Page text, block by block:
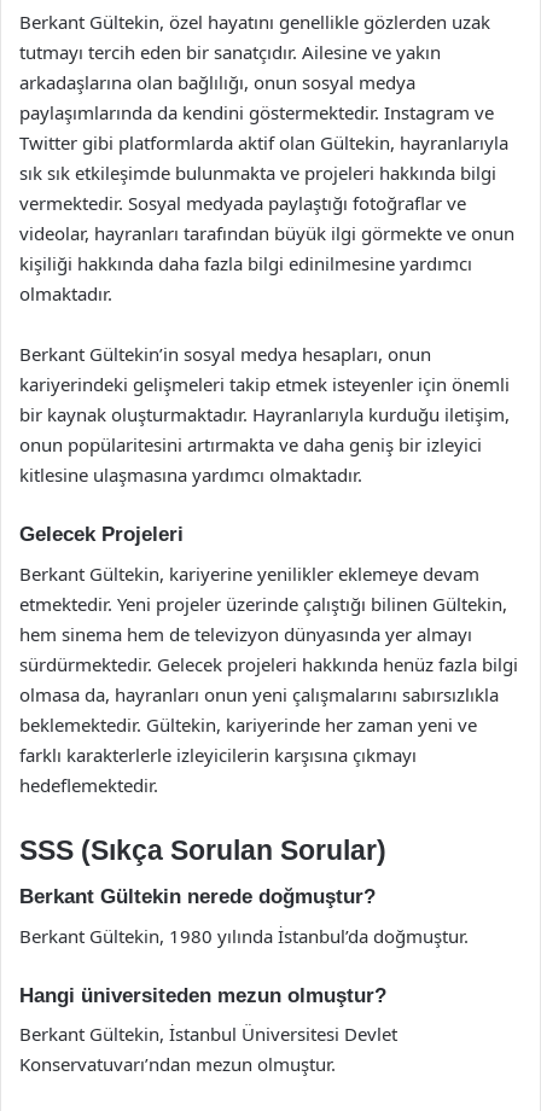
Berkant Gültekin, özel hayatını genellikle gözlerden uzak
tutmayı tercih eden bir sanatçıdır. Ailesine ve yakın
arkadaşlarına olan bağlılığı, onun sosyal medya
paylaşımlarında da kendini göstermektedir. Instagram ve
Twitter gibi platformlarda aktif olan Gültekin, hayranlarıyla
sık sık etkileşimde bulunmakta ve projeleri hakkında bilgi
vermektedir. Sosyal medyada paylaştığı fotoğraflar ve
videolar, hayranları tarafından büyük ilgi görmekte ve onun
kişiliği hakkında daha fazla bilgi edinilmesine yardımcı
olmaktadır.
Berkant Gültekin’in sosyal medya hesapları, onun
kariyerindeki gelişmeleri takip etmek isteyenler için önemli
bir kaynak oluşturmaktadır. Hayranlarıyla kurduğu iletişim,
onun popülaritesini artırmakta ve daha geniş bir izleyici
kitlesine ulaşmasına yardımcı olmaktadır.
Gelecek Projeleri
Berkant Gültekin, kariyerine yenilikler eklemeye devam
etmektedir. Yeni projeler üzerinde çalıştığı bilinen Gültekin,
hem sinema hem de televizyon dünyasında yer almayı
sürdürmektedir. Gelecek projeleri hakkında henüz fazla bilgi
olmasa da, hayranları onun yeni çalışmalarını sabırsızlıkla
beklemektedir. Gültekin, kariyerinde her zaman yeni ve
farklı karakterlerle izleyicilerin karşısına çıkmayı
hedeflemektedir.
SSS (Sıkça Sorulan Sorular)
Berkant Gültekin nerede doğmuştur?
Berkant Gültekin, 1980 yılında İstanbul’da doğmuştur.
Hangi üniversiteden mezun olmuştur?
Berkant Gültekin, İstanbul Üniversitesi Devlet
Konservatuvarı’ndan mezun olmuştur.